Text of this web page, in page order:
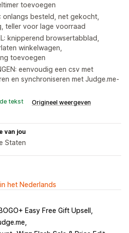
toevoegen
onlangs besteld, net gekocht,
teller voor lage voorraad
knipperend browsertabblad,
winkelwagen,
toevoegen
eenvoudig een csv met
en synchroniseren met Judge.me-
tekst Origineel weergeven
van jou
Staten
het Nederlands
BOGO+ Easy Free Gift Upsell